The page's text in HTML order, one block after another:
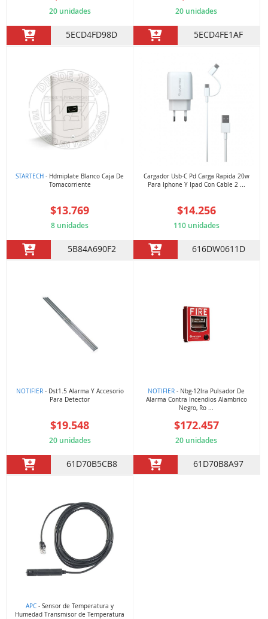
20 unidades
5ECD4FD98D
20 unidades
5ECD4FE1AF
STARTECH - Hdmiplate Blanco Caja De
Tomacorriente
$13.769
8 unidades
5B84A690F2
Cargador Usb-C Pd Carga Rapida 20w
Para Iphone Y Ipad Con Cable 2 ...
$14.256
110 unidades
616DW0611D
NOTIFIER- Dst1.5 Alarma Y Accesorio
Para Detector
$19.548
20 unidades
61D70B5CB8
NOTIFIER - Nbg-12lra Pulsador De
Alarma Contra Incendios Alambrico
Negro, Ro ...
$172.457
20 unidades
61D70B8A97
APC - Sensor de Temperatura y
Humedad Transmisor de Temperatura